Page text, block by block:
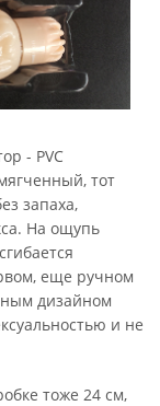
- PVC
тот
запаха,
На ощупь
еще ручном
дизайном
и не
тоже 24 см,